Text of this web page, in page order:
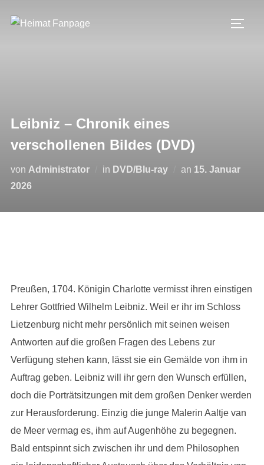
Inhalt
Leibniz – Chronik eines
verschollenen Bildes (DVD)
von Administrator in DVD/Blu-ray an Veröffentlicht
15. Januar
2026
Preußen, 1704. Königin Charlotte vermisst ihren einstigen
Lehrer Gottfried Wilhelm Leibniz. Weil er ihr im Schloss
Lietzenburg nicht mehr persönlich mit seinen weisen
Antworten auf die großen Fragen des Lebens zur
Verfügung stehen kann, lässt sie ein Gemälde von ihm in
Auftrag geben. Leibniz will ihr gern den Wunsch erfüllen,
doch die Porträtsitzungen mit dem großen Denker werden
zur Herausforderung. Einzig die junge Malerin Aaltje van
de Meer vermag es, ihm auf Augenhöhe zu begegnen.
Bald entspinnt sich zwischen ihr und dem Philosophen